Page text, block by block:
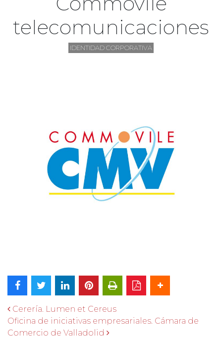
telecomunicaciones
IDENTIDAD CORPORATIVA
Navegación de entradas
Cerería. Lumen et Cereus
Oficina de iniciativas empresariales. Cámara de
Comercio de Valladolid